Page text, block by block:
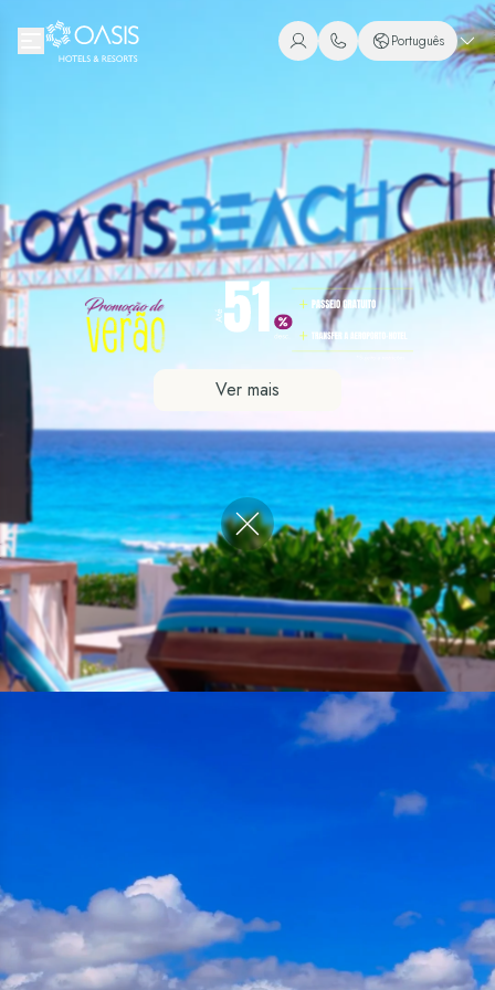
Oasis Hotels & Resorts
Português
Inglês
Ver mais
Close video
Resorts com tudo incluído
Em Cancún México